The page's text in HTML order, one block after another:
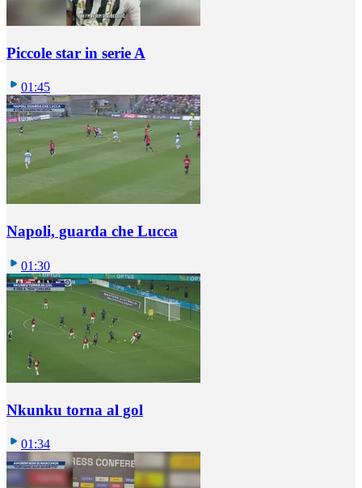
Piccole star in serie A
01:45
Napoli, guarda che Lucca
01:30
Nkunku torna al gol
01:34